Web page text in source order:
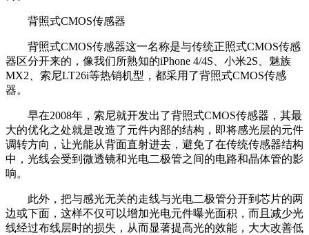
背照式CMOS传感器
背照式CMOS传感器这一名称是与传统正照式CMOS传感
器区分开来的，像我们所熟知的iPhone 4/4S、小米2S、魅族
MX2、索尼LT26i等热销机型，都采用了背照式CMOS传感
器。
早在2008年，索尼就开发出了背照式CMOS传感器，其最
大的优化之处就是改造了元件内部的结构，即将感光层的元件
调转方向，让光能从背面直射进去，避免了在传统传感器结构
中，光线会受到微透镜和光电二极管之间的电路和晶体管的影
响。
此外，把与感光无关的走线与光电二极管分开到芯片的两
边或下面，这样不仅可以增加光电元件曝光面积，而且减少光
线经过布线层时的损失，从而显著提高光的效能，大大改善低